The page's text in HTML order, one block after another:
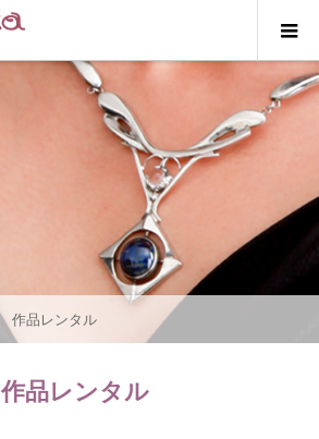
作品レンタル
作品レンタル